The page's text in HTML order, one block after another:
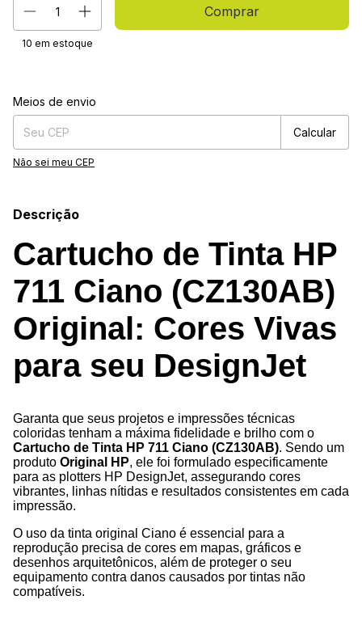
10 em estoque
Entregas para o CEP:
Meios de envio
Calcular
Não sei meu CEP
Descrição
Cartucho de Tinta HP
711 Ciano (CZ130AB)
Original: Cores Vivas
para seu DesignJet
Garanta que seus projetos e impressões técnicas
coloridas tenham a máxima fidelidade e brilho com o
Cartucho de Tinta HP 711 Ciano (CZ130AB). Sendo um
produto Original HP, ele foi formulado especificamente
para as plotters HP DesignJet, assegurando cores
vibrantes, linhas nítidas e resultados consistentes em cada
impressão.
O uso da tinta original Ciano é essencial para a
reprodução precisa de cores em mapas, gráficos e
desenhos arquitetônicos, além de proteger o seu
equipamento contra danos causados por tintas não
compatíveis.